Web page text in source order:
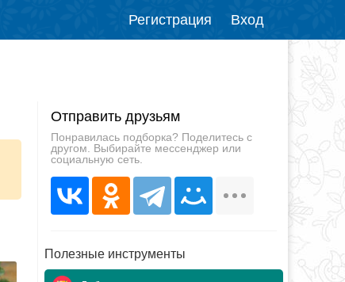
Регистрация Вход
Отправить друзьям
Понравилась подборка? Поделитесь с
другом. Выбирайте мессенджер или
социальную сеть.
Полезные инструменты